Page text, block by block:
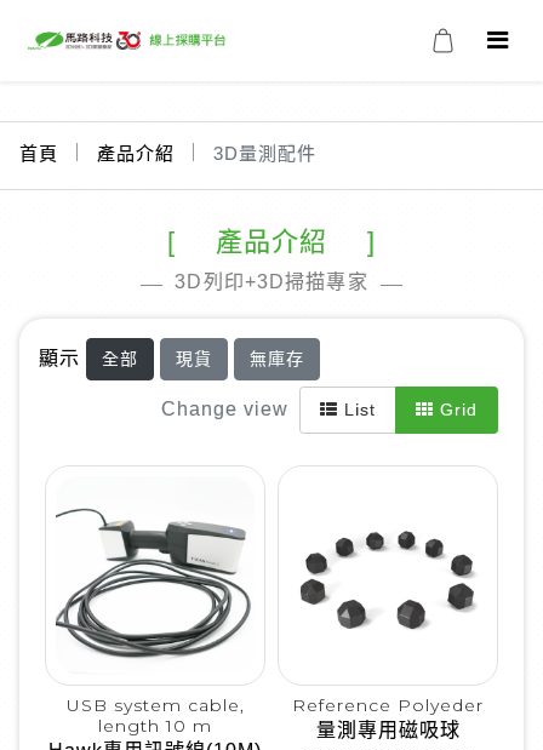
首頁 產品介紹 3D量測配件
產品介紹
3D列印+3D掃描專家
顯示 全部 現貨 無庫存
Change view List Grid
USB system cable,
length 10 m
Reference Polyeder
量測專用磁吸球